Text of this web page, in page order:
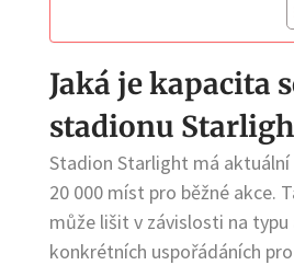
Jaká je kapacita
stadionu
Stadion Starlight má
20 000 míst pro běžné akce.
může lišit v závislosti na typu
konkrétních uspořádáních